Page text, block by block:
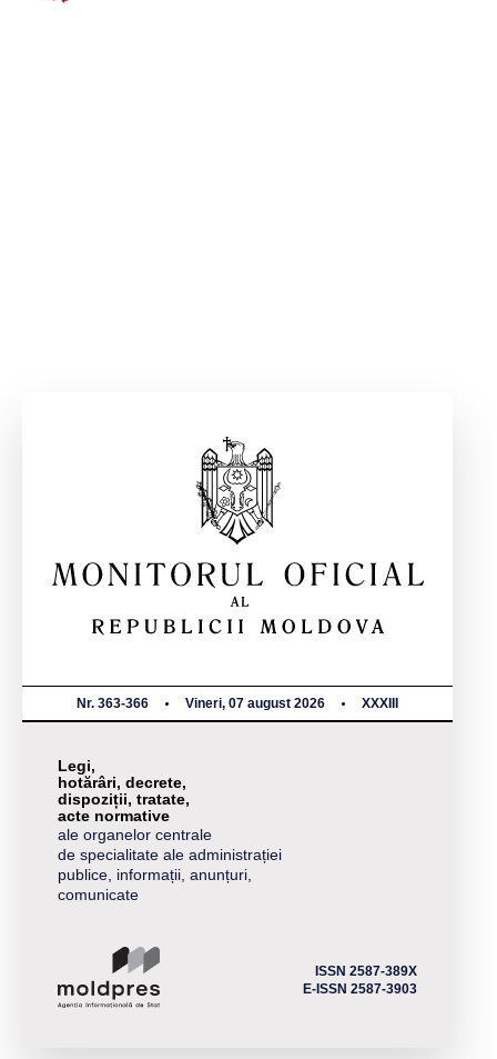
Nr. 363-366 Vineri, 07 august 2026 XXXIII
Legi,
hotărâri, decrete,
dispoziții, tratate,
acte normative
ale organelor centrale
de specialitate ale administrației
publice, informații, anunțuri,
comunicate
ISSN 2587-389X
E-ISSN 2587-3903